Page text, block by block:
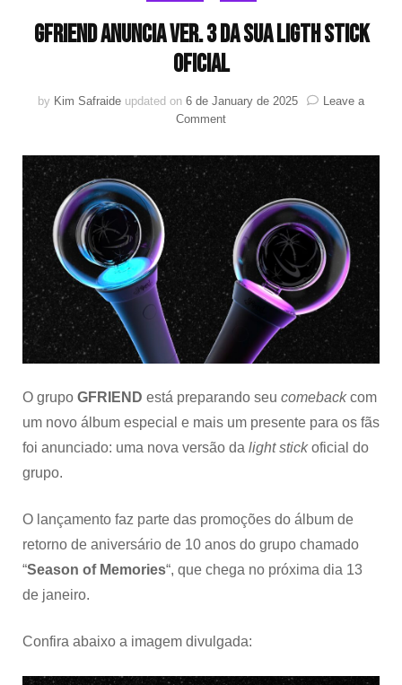
GFRIEND anuncia ver. 3 da sua ligth stick
oficial
by Kim Safraide updated on 6 de January de 2025
Leave a
Commenton
anuncia
ver.
3
da
sua
ligth
stick
oficial
O grupo GFRIEND está preparando seu comebackcom
um novo álbum especial e mais um presente para os fãs
foi anunciado: uma nova versão da light stickoficial do
grupo.
O lançamento faz parte das promoções do álbum de
retorno de aniversário de 10 anos do grupo chamado
“Season of Memories“, que chega no próxima dia 13
de janeiro.
Confira abaixo a imagem divulgada: